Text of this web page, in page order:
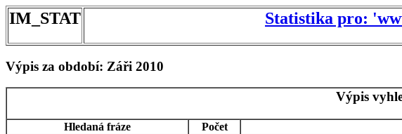
IM_STAT Statistika pro:
Výpis za období: Záři 2010
Výpis
Hledaná fráze Počet